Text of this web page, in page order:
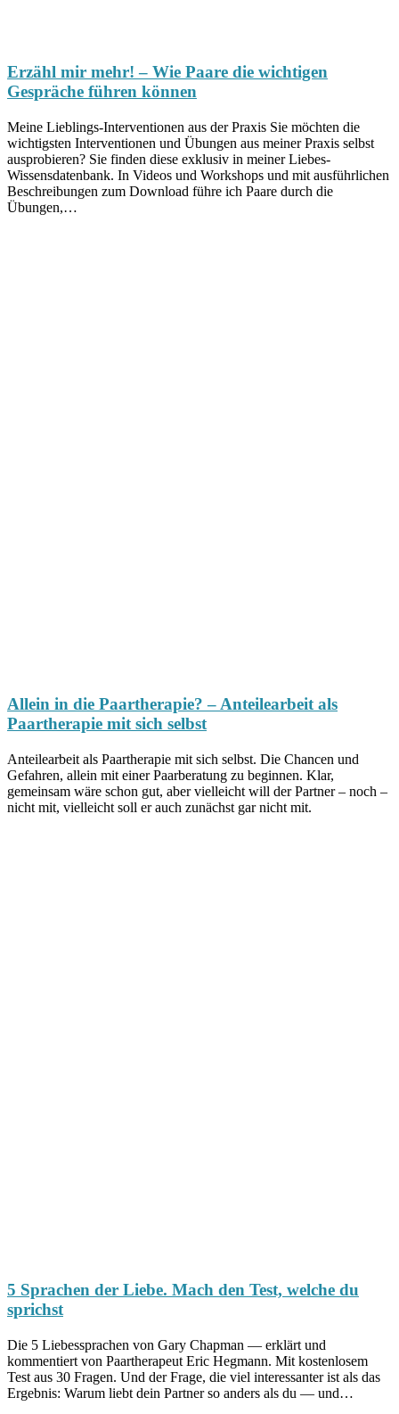
Erzähl mir mehr! – Wie Paare die wichtigen
Gespräche führen können
Meine Lieblings-Interventionen aus der Praxis Sie möchten die
wichtigsten Interventionen und Übungen aus meiner Praxis selbst
ausprobieren? Sie finden diese exklusiv in meiner Liebes-
Wissensdatenbank. In Videos und Workshops und mit ausführlichen
Beschreibungen zum Download führe ich Paare durch die
Übungen,…
Allein in die Paartherapie? – Anteilearbeit als
Paartherapie mit sich selbst
Anteilearbeit als Paartherapie mit sich selbst. Die Chancen und
Gefahren, allein mit einer Paarberatung zu beginnen. Klar,
gemeinsam wäre schon gut, aber vielleicht will der Partner – noch –
nicht mit, vielleicht soll er auch zunächst gar nicht mit.
5 Sprachen der Liebe. Mach den Test, welche du
sprichst
Die 5 Liebessprachen von Gary Chapman — erklärt und
kommentiert von Paartherapeut Eric Hegmann. Mit kostenlosem
Test aus 30 Fragen. Und der Frage, die viel interessanter ist als das
Ergebnis: Warum liebt dein Partner so anders als du — und…